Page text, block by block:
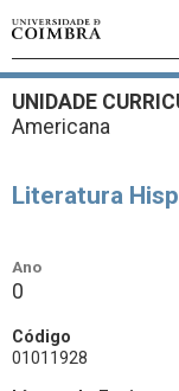
UNIDADE
Americana
Literatura
Ano
0
Código
01011928